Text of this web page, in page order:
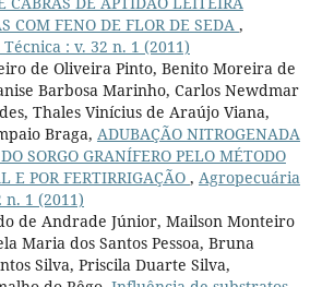
COM FENO DE FLOR DE SEDA ,
: v. 32 n. 1 (2011)
de Oliveira Pinto, Benito Moreira de
Barbosa Marinho, Carlos Newdmar
Thales Vinícius de Araújo Viana,
Braga, ADUBAÇÃO NITROGENADA
SORGO GRANÍFERO PELO MÉTODO
E POR FERTIRRIGAÇÃO , Agropecuária
n. 1 (2011)
de Andrade Júnior, Mailson Monteiro
Maria dos Santos Pessoa, Bruna
Silva, Priscila Duarte Silva,